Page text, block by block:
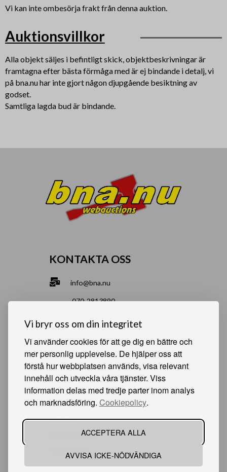
Vi bryr oss om din integritet
Vi använder cookies för att ge dig en bättre och
mer personlig upplevelse. De hjälper oss att
förstå hur webbplatsen används, visa relevant
innehåll och utveckla våra tjänster. Viss
information delas med tredje parter inom analys
och marknadsföring. Cookiepolicy.
ACCEPTERA ALLA
AVVISA ICKE-NÖDVÄNDIGA
Vi kan inte ombesörja frakt från denna auktion.
Auktionsvillkor
Alla objekt säljes i befintligt skick, objektbeskrivningar är
framtagna efter bästa förmåga med är ej bindande i detalj, vi
på bna.nu har inte gjort någon djupgående besiktning av
godset.
Samtliga lagda bud är bindande.
KONTAKTA OSS
info@bna.nu
070-2813890
Norrgårdsgatan 9a, 686 35 Sunne
Bjälverud 540, 68693 Sunne
HJÄLPSAMMA SIDOR
Något du vill sälja?
Att köpa från oss
Om oss
Våra auktioner